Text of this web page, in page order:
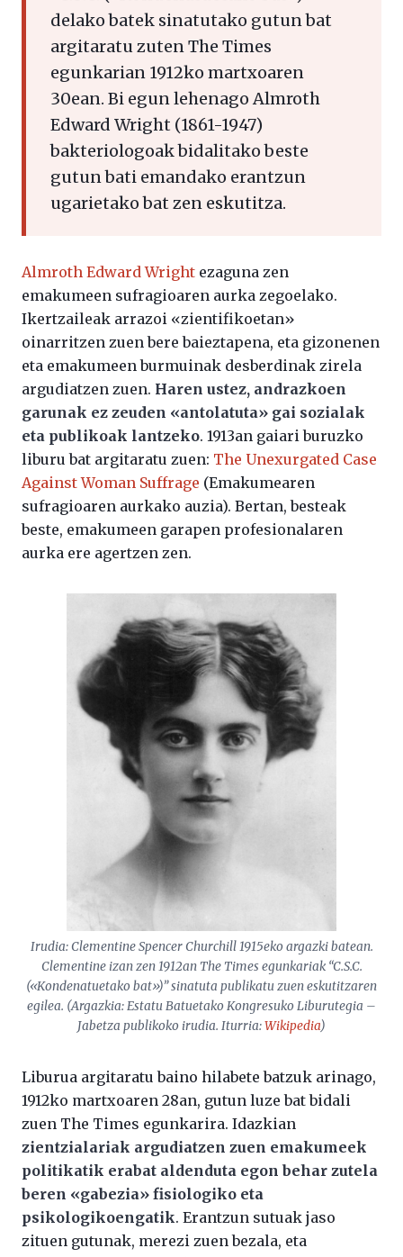
delako batek sinatutako gutun bat
argitaratu zuten The Times
egunkarian 1912ko martxoaren
30ean. Bi egun lehenago Almroth
Edward Wright (1861-1947)
bakteriologoak bidalitako beste
gutun bati emandako erantzun
ugarietako bat zen eskutitza.
Almroth Edward Wright ezaguna zen
emakumeen sufragioaren aurka zegoelako.
Ikertzaileak arrazoi «zientifikoetan»
oinarritzen zuen bere baieztapena, eta gizonenen
eta emakumeen burmuinak desberdinak zirela
argudiatzen zuen. Haren ustez, andrazkoen
garunak ez zeuden «antolatuta» gai sozialak
eta publikoak lantzeko. 1913an gaiari buruzko
liburu bat argitaratu zuen: The Unexurgated Case
Against Woman Suffrage (Emakumearen
sufragioaren aurkako auzia). Bertan, besteak
beste, emakumeen garapen profesionalaren
aurka ere agertzen zen.
Irudia: Clementine Spencer Churchill 1915eko argazki batean.
Clementine izan zen 1912an The Times egunkariak “C.S.C.
(«Kondenatuetako bat»)” sinatuta publikatu zuen eskutitzaren
egilea. (Argazkia:Estatu Batuetako Kongresuko Liburutegia –
Jabetza publikoko irudia. Iturria:Wikipedia)
Liburua argitaratu baino hilabete batzuk arinago,
1912ko martxoaren 28an, gutun luze bat bidali
zuen The Times egunkarira. Idazkian
zientzialariak argudiatzen zuen emakumeek
politikatik erabat aldenduta egon behar zutela
beren «gabezia» fisiologiko eta
psikologikoengatik. Erantzun sutuak jaso
zituen gutunak, merezi zuen bezala, eta